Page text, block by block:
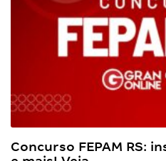
Concurso FEPAM RS: